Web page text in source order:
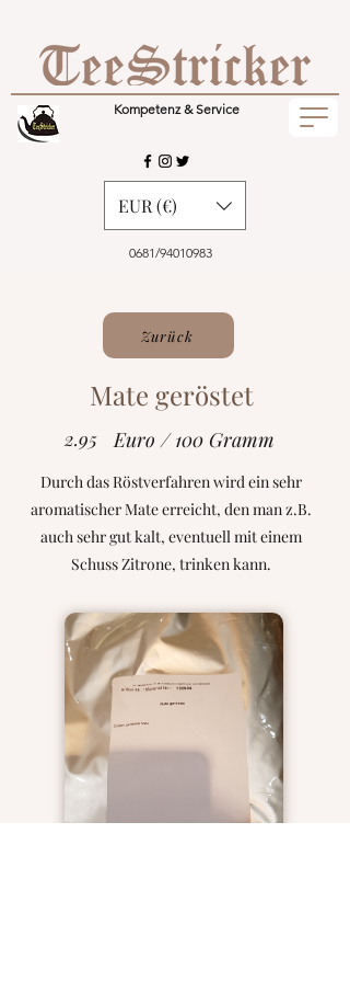
Kompetenz & Service
0681/94010983
EUR (€)
Zurück
Mate geröstet
2.95 Euro / 100 Gramm
Durch das Röstverfahren wird ein sehr
aromatischer Mate erreicht, den man z.B.
auch sehr gut kalt, eventuell mit einem
Schuss Zitrone, trinken kann.